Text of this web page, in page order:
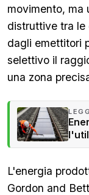
movimento, ma
distruttive tra le
dagli emettitori
selettivo il
una zona
L'energia
Gordon and